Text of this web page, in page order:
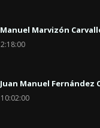
Manuel Marvizón
2:18:00
Juan Manuel Fernández
10:02:00